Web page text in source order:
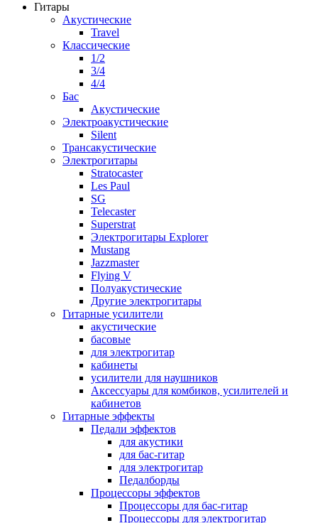
Гитары
Акустические
Travel
Классические
1/2
3/4
4/4
Бас
Акустические
Электроакустические
Silent
Трансакустические
Электрогитары
Stratocaster
Les Paul
SG
Telecaster
Superstrat
Электрогитары Explorer
Mustang
Jazzmaster
Flying V
Полуакустические
Другие электрогитары
Гитарные усилители
акустические
басовые
для электрогитар
кабинеты
усилители для наушников
Аксессуары для комбиков, усилителей и
кабинетов
Гитарные эффекты
Педали эффектов
для акустики
для бас-гитар
для электрогитар
Педалборды
Процессоры эффектов
Процессоры для бас-гитар
Процессоры для электрогитар